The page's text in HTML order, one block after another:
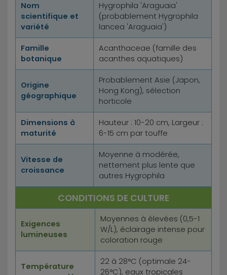
Nom
scientifique et
variété
Hygrophila 'Araguaia'
(probablement Hygrophila
lancea 'Araguaia')
Famille
botanique
Acanthaceae (famille des
acanthes aquatiques)
Origine
géographique
Probablement Asie (Japon,
Hong Kong), sélection
horticole
Dimensions à
maturité
Hauteur : 10-20 cm, Largeur :
6-15 cm par touffe
Vitesse de
croissance
Moyenne à modérée,
nettement plus lente que
autres Hygrophila
CONDITIONS DE CULTURE
Exigences
lumineuses
Moyennes à élevées (0,5-1
W/L), éclairage intense pour
coloration rouge
Température
22 à 28°C (optimale 24-
26°C), eaux tropicales